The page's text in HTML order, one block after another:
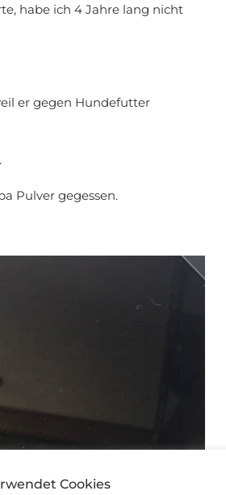
habe ich 4 Jahre lang nicht
er gegen Hundefutter
Pulver gegessen.
Cookies